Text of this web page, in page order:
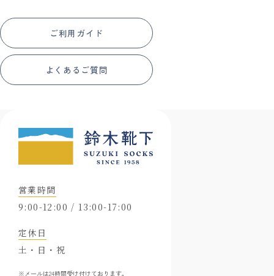
ご利用ガイド
よくあるご質問
営業時間
9:00-12:00 / 13:00-17:00
定休日
土・日・祝
※メールは24時間受け付けております。